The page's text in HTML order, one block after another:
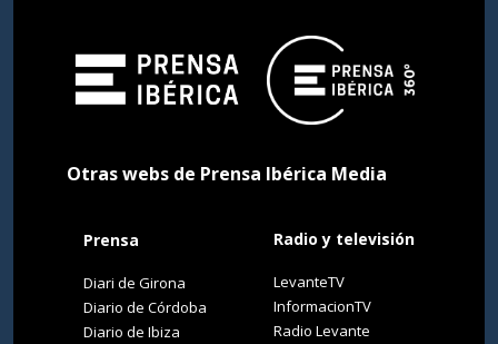
Otras webs de Prensa Ibérica Media
Prensa
Diari de Girona
Diario de Córdoba
Diario de Ibiza
Radio y televisión
LevanteTV
InformacionTV
Radio Levante